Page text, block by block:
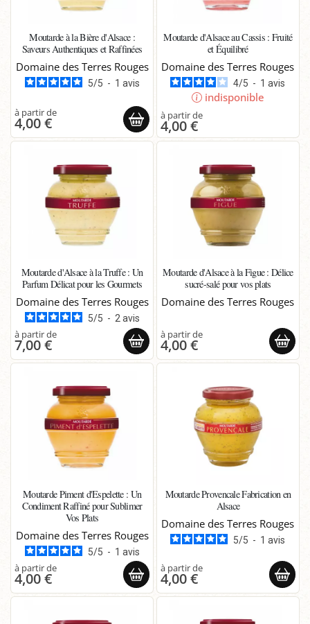
Moutarde à la Bière d'Alsace :
Saveurs Authentiques et Raffinées
Domaine des Terres Rouges
5/5 - 1 avis
4,00 €
Moutarde d'Alsace au Cassis : Fruité
et Équilibré
Domaine des Terres Rouges
4/5 - 1avis
indisponible
4,00 €
Moutarde d'Alsace à la Truffe : Un
Parfum Délicat pour les Gourmets
Domaine des Terres Rouges
5/5 - 2 avis
7,00 €
Moutarde d'Alsace à la Figue : Délice
sucré-salé pour vos plats
Domaine des Terres Rouges
4,00 €
Moutarde Piment d'Espelette : Un
Condiment Raffiné pour Sublimer
Vos Plats
Domaine des Terres Rouges
5/5 - 1 avis
4,00 €
Moutarde Provencale Fabrication en
Alsace
Domaine des Terres Rouges
5/5 - 1avis
4,00 €